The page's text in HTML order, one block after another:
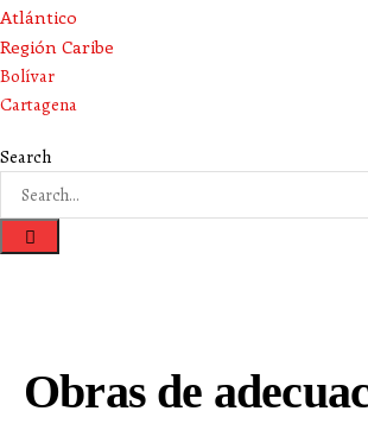
Atlántico
Región Caribe
Bolívar
Cartagena
Search
Obras de